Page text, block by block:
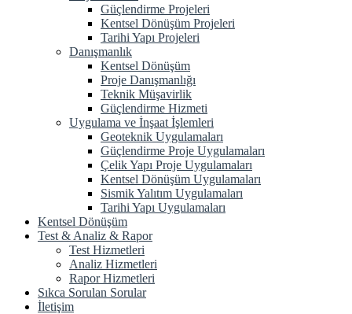
Güçlendirme Projeleri
Kentsel Dönüşüm Projeleri
Tarihi Yapı Projeleri
Danışmanlık
Kentsel Dönüşüm
Proje Danışmanlığı
Teknik Müşavirlik
Güçlendirme Hizmeti
Uygulama ve İnşaat İşlemleri
Geoteknik Uygulamaları
Güçlendirme Proje Uygulamaları
Çelik Yapı Proje Uygulamaları
Kentsel Dönüşüm Uygulamaları
Sismik Yalıtım Uygulamaları
Tarihi Yapı Uygulamaları
Kentsel Dönüşüm
Test & Analiz & Rapor
Test Hizmetleri
Analiz Hizmetleri
Rapor Hizmetleri
Sıkca Sorulan Sorular
İletişim